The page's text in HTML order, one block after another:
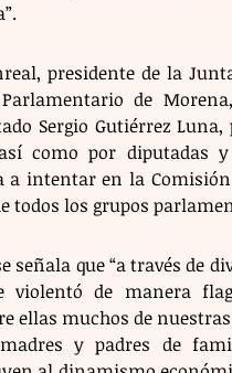
presidente de la
de
Sergio Gutiérrez
como por diputadas
a intentar en la
todos los grupos
que “a través de
violentó de manera
ellas muchos de
madres y padres de